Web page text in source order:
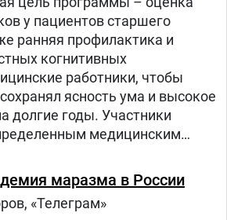
у пациентов старшего
ранняя профилактика и
когнитивных
работники, чтобы
ясность ума и высокое
долгие годы. Участники
медицинским
прикрепленного к
в проекте состоит
маразма в России
«Телеграм»